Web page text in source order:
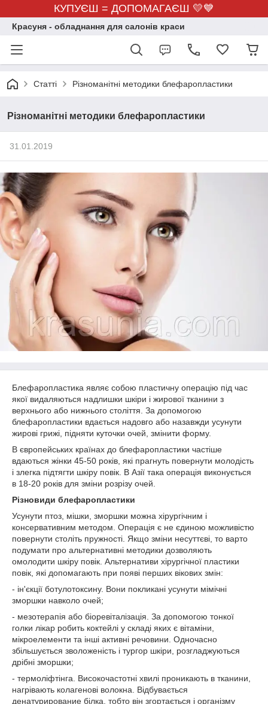
КУПУЄШ = ДОПОМАГАЄШ 💛💙
Красуня - обладнання для салонів краси
Статті Різноманітні методики блефаропластики
Різноманітні методики блефаропластики
31.01.2019
Блефаропластика являє собою пластичну операцію під час
якої видаляються надлишки шкіри і жирової тканини з
верхнього або нижнього століття. За допомогою
блефаропластики вдається надовго або назавжди усунути
жирові грижі, підняти куточки очей, змінити форму.
В європейських країнах до блефаропластики частіше
вдаються жінки 45-50 років, які прагнуть повернути молодість
і злегка підтягти шкіру повік. В Азії така операція виконується
в 18-20 років для зміни розрізу очей.
Різновиди блефаропластики
Усунути птоз, мішки, зморшки можна хірургічним і
консервативним методом. Операція є не єдиною можливістю
повернути століть пружності. Якщо зміни несуттєві, то варто
подумати про альтернативні методики дозволяють
омолодити шкіру повік. Альтернативи хірургічної пластики
повік, які допомагають при появі перших вікових змін:
- ін'єкції ботулотоксину. Вони покликані усунути мімічні
зморшки навколо очей;
- мезотерапія або біоревіталізація. За допомогою тонкої
голки лікар робить коктейлі у складі яких є вітаміни,
мікроелементи та інші активні речовини. Одночасно
збільшується зволоженість і тургор шкіри, розгладжуються
дрібні зморшки;
- термоліфтінга. Високочастотні хвилі проникають в тканини,
нагрівають колагенові волокна. Відбувається
денатурирование білка, тобто він згортається і організму